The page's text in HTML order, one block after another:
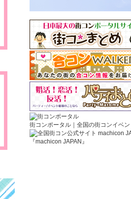
街コンポータル｜全国の街コンイベン
『machicon JAPAN』